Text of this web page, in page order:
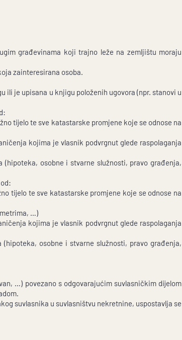
građevinama koji trajno leže na zemljištu moraju
zainteresirana osoba.
ili je upisana u knjigu položenih ugovora (npr. stanovi u
tijelo te sve katastarske promjene koje se odnose na
kojima je vlasnik podvrgnut glede raspolaganja
osobne i stvarne služnosti, pravo građenja,
tijelo te sve katastarske promjene koje se odnose na
…)
kojima je vlasnik podvrgnut glede raspolaganja
osobne i stvarne služnosti, pravo građenja,
…) povezano s odgovarajućim suvlasničkim dijelom
suvlasnika u suvlasništvu nekretnine, uspostavlja se